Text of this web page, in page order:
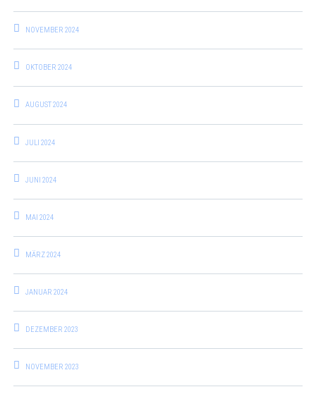
NOVEMBER 2024
OKTOBER 2024
AUGUST 2024
JULI 2024
JUNI 2024
MAI 2024
MÄRZ 2024
JANUAR 2024
DEZEMBER 2023
NOVEMBER 2023